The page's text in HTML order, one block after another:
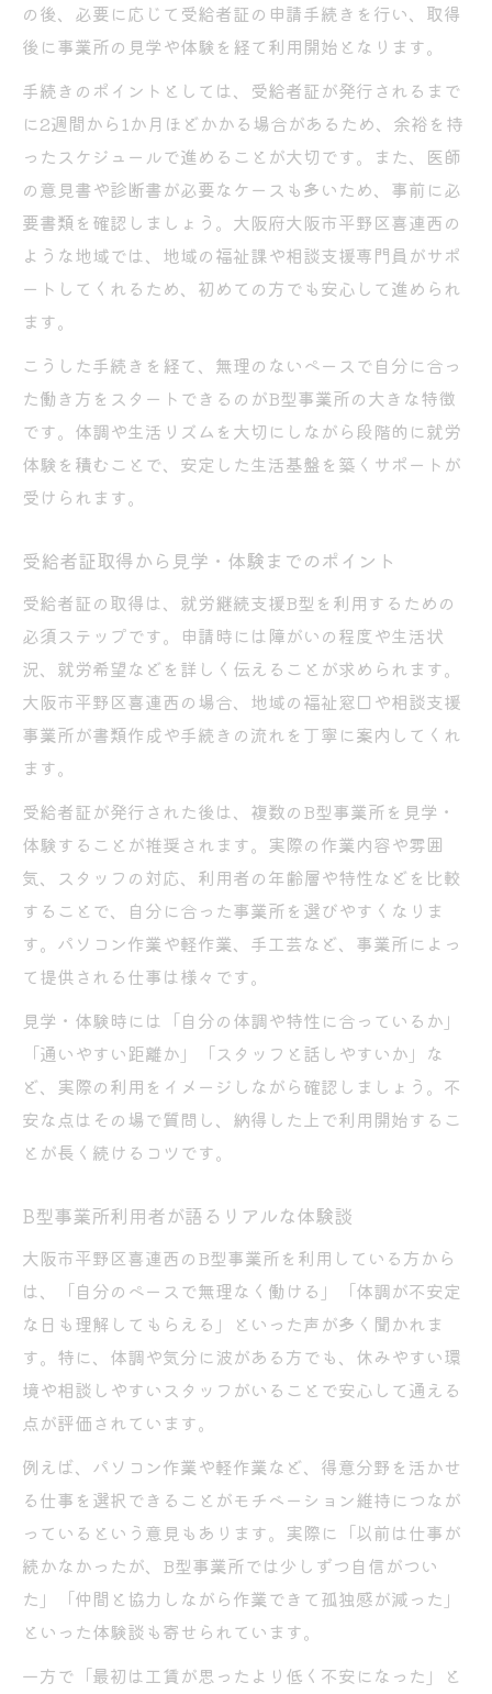
の後、必要に応じて受給者証の申請手続きを行い、取得
後に事業所の見学や体験を経て利用開始となります。
手続きのポイントとしては、受給者証が発行されるまで
に2週間から1か月ほどかかる場合があるため、余裕を持
ったスケジュールで進めることが大切です。また、医師
の意見書や診断書が必要なケースも多いため、事前に必
要書類を確認しましょう。大阪府大阪市平野区喜連西の
ような地域では、地域の福祉課や相談支援専門員がサポ
ートしてくれるため、初めての方でも安心して進められ
ます。
こうした手続きを経て、無理のないペースで自分に合っ
た働き方をスタートできるのがB型事業所の大きな特徴
です。体調や生活リズムを大切にしながら段階的に就労
体験を積むことで、安定した生活基盤を築くサポートが
受けられます。
受給者証取得から見学・体験までのポイント
受給者証の取得は、就労継続支援B型を利用するための
必須ステップです。申請時には障がいの程度や生活状
況、就労希望などを詳しく伝えることが求められます。
大阪市平野区喜連西の場合、地域の福祉窓口や相談支援
事業所が書類作成や手続きの流れを丁寧に案内してくれ
ます。
受給者証が発行された後は、複数のB型事業所を見学・
体験することが推奨されます。実際の作業内容や雰囲
気、スタッフの対応、利用者の年齢層や特性などを比較
することで、自分に合った事業所を選びやすくなりま
す。パソコン作業や軽作業、手工芸など、事業所によっ
て提供される仕事は様々です。
見学・体験時には「自分の体調や特性に合っているか」
「通いやすい距離か」「スタッフと話しやすいか」な
ど、実際の利用をイメージしながら確認しましょう。不
安な点はその場で質問し、納得した上で利用開始するこ
とが長く続けるコツです。
B型事業所利用者が語るリアルな体験談
大阪市平野区喜連西のB型事業所を利用している方から
は、「自分のペースで無理なく働ける」「体調が不安定
な日も理解してもらえる」といった声が多く聞かれま
す。特に、体調や気分に波がある方でも、休みやすい環
境や相談しやすいスタッフがいることで安心して通える
点が評価されています。
例えば、パソコン作業や軽作業など、得意分野を活かせ
る仕事を選択できることがモチベーション維持につなが
っているという意見もあります。実際に「以前は仕事が
続かなかったが、B型事業所では少しずつ自信がつい
た」「仲間と協力しながら作業できて孤独感が減った」
といった体験談も寄せられています。
一方で「最初は工賃が思ったより低く不安になった」と